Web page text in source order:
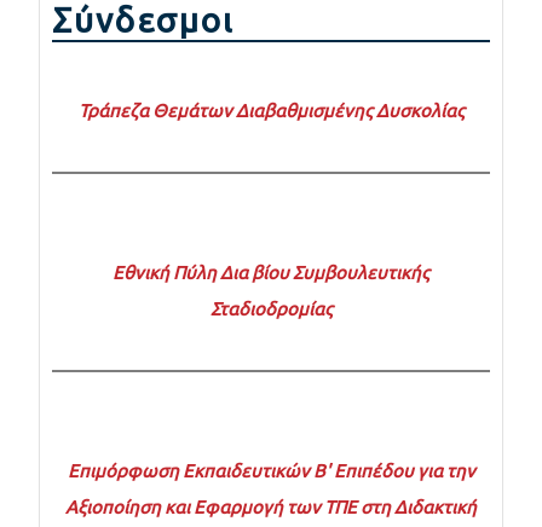
Σύνδεσμοι
Τράπεζα Θεμάτων Διαβαθμισμένης Δυσκολίας
Εθνική Πύλη Δια βίου Συμβουλευτικής
Σταδιοδρομίας
Επιμόρφωση Εκπαιδευτικών Β' Επιπέδου για την
Αξιοποίηση και Εφαρμογή των ΤΠΕ στη Διδακτική